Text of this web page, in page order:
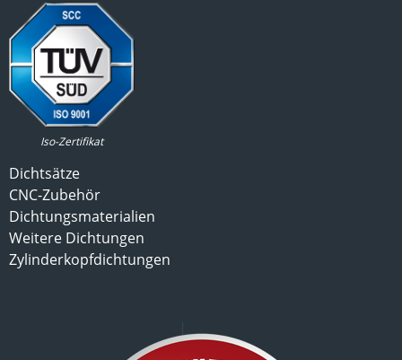
Iso-Zertifikat
Dichtsätze
CNC-Zubehör
Dichtungsmaterialien
Weitere Dichtungen
Zylinderkopfdichtungen